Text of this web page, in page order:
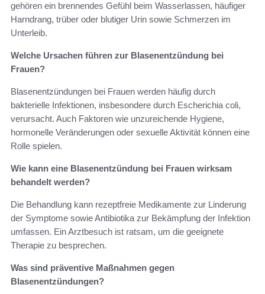
gehören ein brennendes Gefühl beim Wasserlassen, häufiger
Harndrang, trüber oder blutiger Urin sowie Schmerzen im
Unterleib.
Welche Ursachen führen zur Blasenentzündung bei
Frauen?
Blasenentzündungen bei Frauen werden häufig durch
bakterielle Infektionen, insbesondere durch Escherichia coli,
verursacht. Auch Faktoren wie unzureichende Hygiene,
hormonelle Veränderungen oder sexuelle Aktivität können eine
Rolle spielen.
Wie kann eine Blasenentzündung bei Frauen wirksam
behandelt werden?
Die Behandlung kann rezeptfreie Medikamente zur Linderung
der Symptome sowie Antibiotika zur Bekämpfung der Infektion
umfassen. Ein Arztbesuch ist ratsam, um die geeignete
Therapie zu besprechen.
Was sind präventive Maßnahmen gegen
Blasenentzündungen?